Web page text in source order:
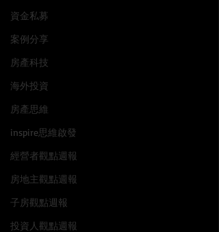
資金私募
案例分享
房產科技
海外投資
房產思維
inspire思維啟發
經營者觀點週報
房地主觀點週報
子房觀點週報
投資人觀點週報